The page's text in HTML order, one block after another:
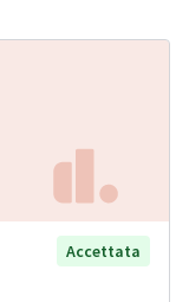
Accettata